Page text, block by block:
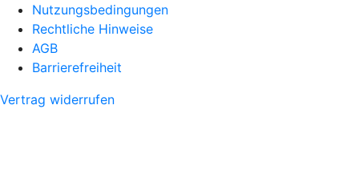
Nutzungsbedingungen
Rechtliche Hinweise
AGB
Barrierefreiheit
Vertrag widerrufen